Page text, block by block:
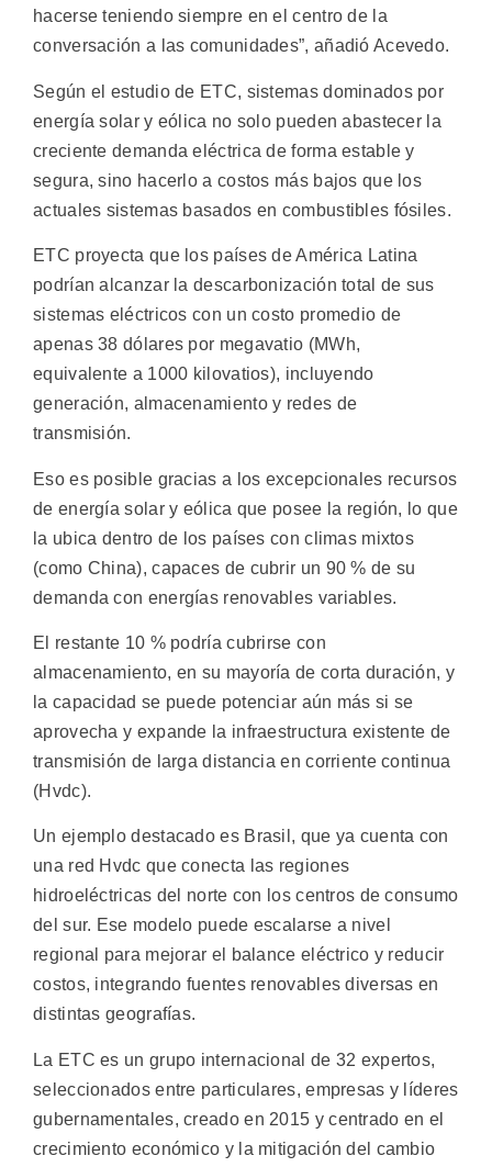
hacerse teniendo siempre en el centro de la
conversación a las comunidades”, añadió Acevedo.
Según el estudio de ETC, sistemas dominados por
energía solar y eólica no solo pueden abastecer la
creciente demanda eléctrica de forma estable y
segura, sino hacerlo a costos más bajos que los
actuales sistemas basados en combustibles fósiles.
ETC proyecta que los países de América Latina
podrían alcanzar la descarbonización total de sus
sistemas eléctricos con un costo promedio de
apenas 38 dólares por megavatio (MWh,
equivalente a 1000 kilovatios), incluyendo
generación, almacenamiento y redes de
transmisión.
Eso es posible gracias a los excepcionales recursos
de energía solar y eólica que posee la región, lo que
la ubica dentro de los países con climas mixtos
(como China), capaces de cubrir un 90 % de su
demanda con energías renovables variables.
El restante 10 % podría cubrirse con
almacenamiento, en su mayoría de corta duración, y
la capacidad se puede potenciar aún más si se
aprovecha y expande la infraestructura existente de
transmisión de larga distancia en corriente continua
(Hvdc).
Un ejemplo destacado es Brasil, que ya cuenta con
una red Hvdc que conecta las regiones
hidroeléctricas del norte con los centros de consumo
del sur. Ese modelo puede escalarse a nivel
regional para mejorar el balance eléctrico y reducir
costos, integrando fuentes renovables diversas en
distintas geografías.
La ETC es un grupo internacional de 32 expertos,
seleccionados entre particulares, empresas y líderes
gubernamentales, creado en 2015 y centrado en el
crecimiento económico y la mitigación del cambio